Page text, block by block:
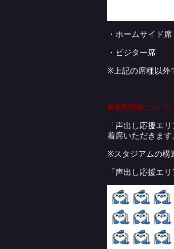
・ホームサイド
・ビジター席
※上記の席種以外
■座席間隔について
「声出し応援エ
着席いただきます。
※スタジアムの構
「声出し応援エ